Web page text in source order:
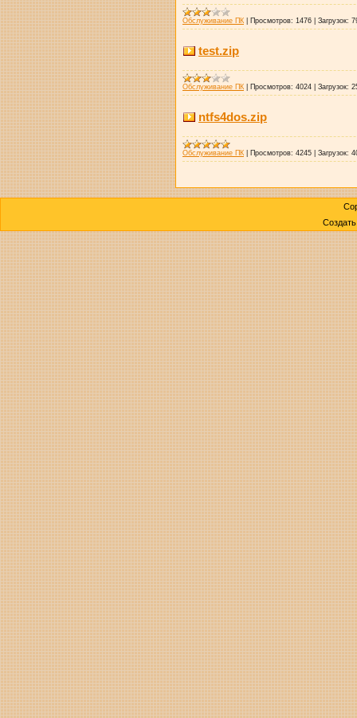
Обслуживание ПК| Просмотров: 1476| Загрузок:
test.zip
Обслуживание ПК| Просмотров: 4024| Загрузок:
ntfs4dos.zip
Обслуживание ПК| Просмотров: 4245| Загрузок: